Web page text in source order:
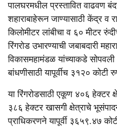
पालघरमधील प्रस्तावित वाढवण
शहाराबाहेरून जाण्यासाठी केंद्र
किलोमीटर लांबीचा व ६० मीटर
रिंगरोड उभारण्याची जबाबदारी
विकासमहामंडळ यांच्याकडे सोपवली
बांधणीसाठी यापूर्वीच ३१२०
या रिंगरोडसाठी एकूण ४०६ हेक्टर
३८६ हेक्टर खासगी क्षेत्राचे
प्राधिकरणने यापूर्वी ३६५९.४७